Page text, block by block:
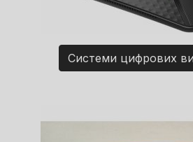
Системи цифрових